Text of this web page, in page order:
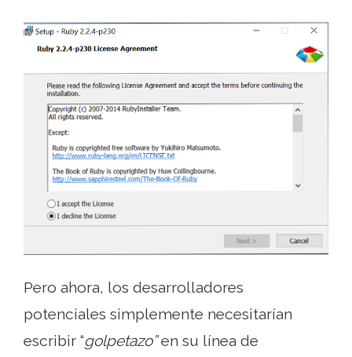
Pero ahora, los desarrolladores
potenciales simplemente necesitarían
escribir “golpetazo”en su línea de